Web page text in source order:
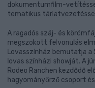
dokumentumfilm-
tematikus
A ragadós száj- és
megszokott felvonulás
Lovasszínház bemutatja a
lovas színházi showját. A
Rodeo Ranchen kezdődő
hagyományőrző csoport